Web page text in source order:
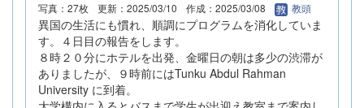
写真：27枚 更新：2025/03/10 作成：2025/03/08 教頭
異国の生活にも慣れ、順調にプログラムを消化していま
す。４日目の報告をします。
８時２０分にホテルを出発、金曜日の朝は多少の渋滞が
ありましたが、９時前にはTunku Abdul Rahman
University に到着。